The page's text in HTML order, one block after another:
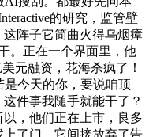
的研究，监管壁
阵子它简曲火得乌烟瘴
。正在一个界面里，他
元融资，花海杀疯了！
今天的你，要说咱顶
件事我随手就能干了？
，他们正在上市，良多
了门，它间接放弃了告